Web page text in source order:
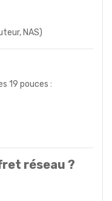
NAS)
19 pouces :
réseau ?